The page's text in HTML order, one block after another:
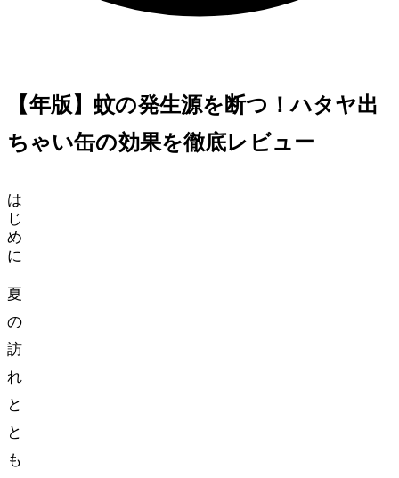
【2025年版】蚊の発生源を断つ！ハタヤ出
ちゃい缶BD-2Sの効果を徹底レビュー
は
じ
め
に
夏
の
訪
れ
と
と
も